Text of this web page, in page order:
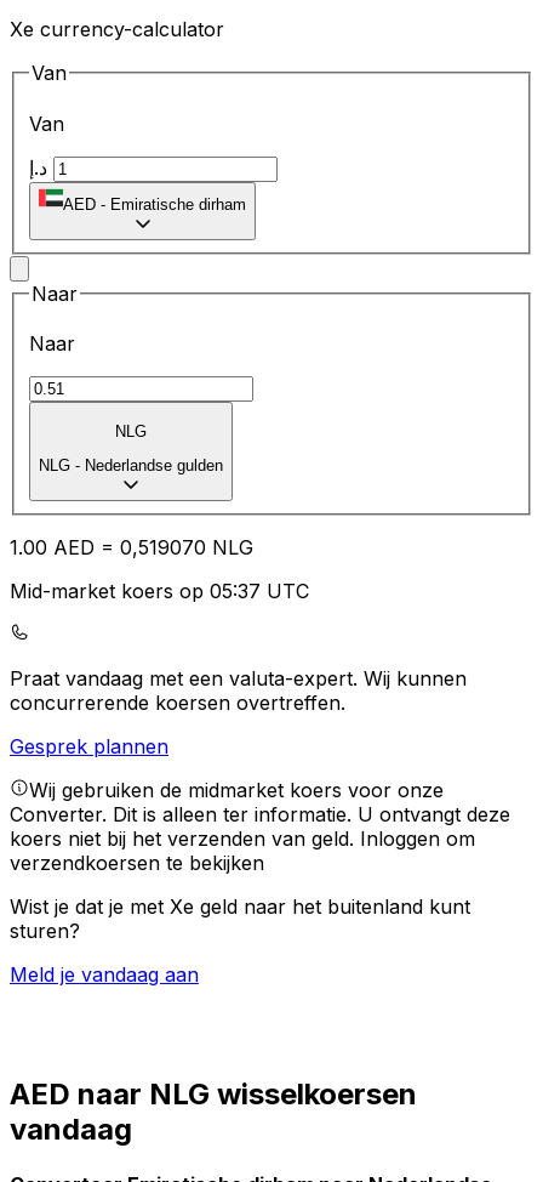
Xe currency-calculator
Van
Van
AED - Emiratische dirham
Naar
Naar
NLG
NLG - Nederlandse gulden
1.00 AED = 0,519070 NLG
Mid-market koers op 05:37 UTC
Praat vandaag met een valuta-expert. Wij kunnen
concurrerende koersen overtreffen.
Gesprek plannen
Wij gebruiken de midmarket koers voor onze
Converter. Dit is alleen ter informatie. U ontvangt deze
koers niet bij het verzenden van geld. Inloggen om
verzendkoersen te bekijken
Wist je dat je met Xe geld naar het buitenland kunt
sturen?
Meld je vandaag aan
AED naar NLG wisselkoersen
vandaag